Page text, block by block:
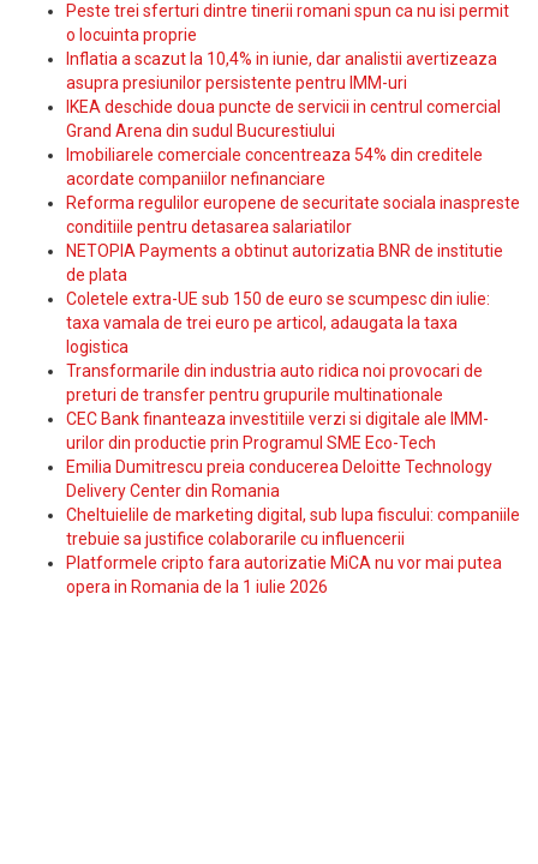
Peste trei sferturi dintre tinerii romani spun ca nu isi permit
o locuinta proprie
Inflatia a scazut la 10,4% in iunie, dar analistii avertizeaza
asupra presiunilor persistente pentru IMM-uri
IKEA deschide doua puncte de servicii in centrul comercial
Grand Arena din sudul Bucurestiului
Imobiliarele comerciale concentreaza 54% din creditele
acordate companiilor nefinanciare
Reforma regulilor europene de securitate sociala inaspreste
conditiile pentru detasarea salariatilor
NETOPIA Payments a obtinut autorizatia BNR de institutie
de plata
Coletele extra-UE sub 150 de euro se scumpesc din iulie:
taxa vamala de trei euro pe articol, adaugata la taxa
logistica
Transformarile din industria auto ridica noi provocari de
preturi de transfer pentru grupurile multinationale
CEC Bank finanteaza investitiile verzi si digitale ale IMM-
urilor din productie prin Programul SME Eco-Tech
Emilia Dumitrescu preia conducerea Deloitte Technology
Delivery Center din Romania
Cheltuielile de marketing digital, sub lupa fiscului: companiile
trebuie sa justifice colaborarile cu influencerii
Platformele cripto fara autorizatie MiCA nu vor mai putea
opera in Romania de la 1 iulie 2026